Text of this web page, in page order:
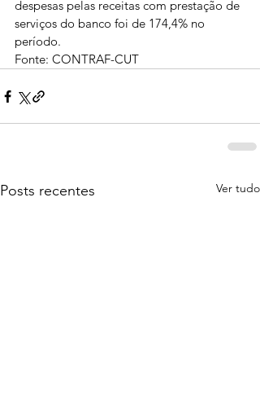
despesas pelas receitas com prestação de
serviços do banco foi de 174,4% no
período.
Fonte: CONTRAF-CUT
Posts recentes Ver tudo